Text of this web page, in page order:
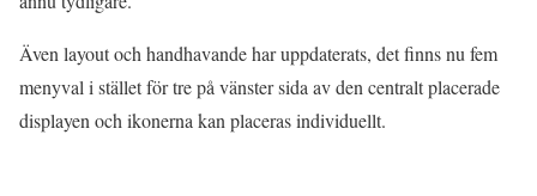
Även layout och handhavande har uppdaterats, det finns nu fem
menyval i stället för tre på vänster sida av den centralt placerade
displayen och ikonerna kan placeras individuellt.